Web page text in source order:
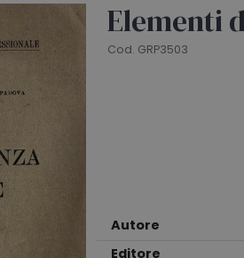
Elementi
Cod. GRP3503
Autore
Editore